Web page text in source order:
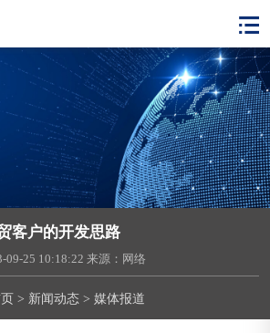
客户的开发思路
09-25 10:18:22 来源：网络
> 新闻动态 > 媒体报道